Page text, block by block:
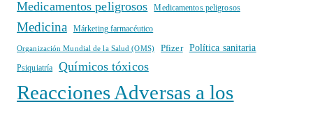
Medicamentos peligrosos Medicamentos peligrosos
Medicina Márketing farmacéutico
Organización Mundial de la Salud (OMS) Pfizer Política sanitaria
Psiquiatría Químicos tóxicos
Reacciones Adversas a los